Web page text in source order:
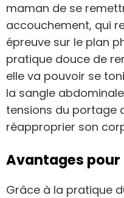
maman de se
accouchement, qui
épreuve sur le plan
pratique douce de
elle va pouvoir se
la sangle
tensions du portage
réapproprier son
Avantages pour
Grâce à la pratique